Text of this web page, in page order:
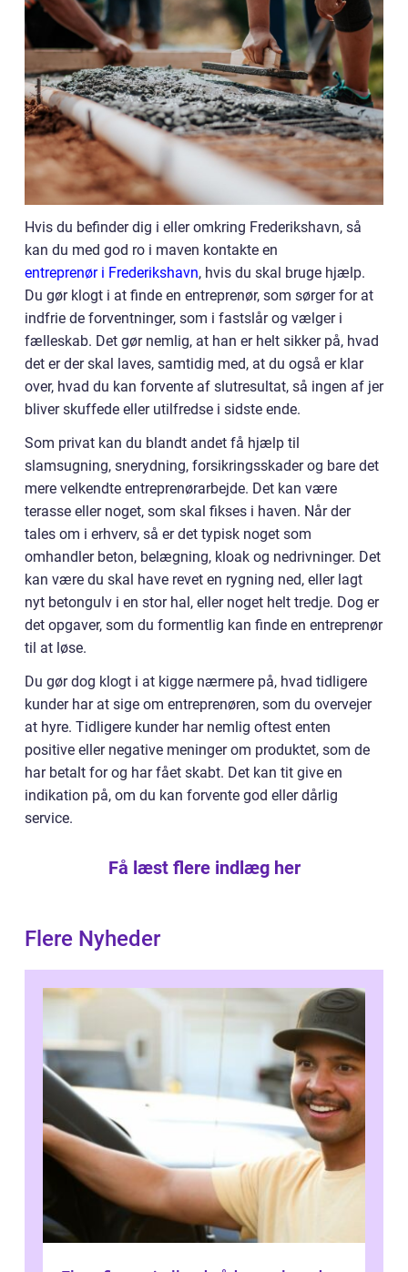
Hvis du befinder dig i eller omkring Frederikshavn, så
kan du med god ro i maven kontakte en
entreprenør i Frederikshavn, hvis du skal bruge hjælp.
Du gør klogt i at finde en entreprenør, som sørger for at
indfrie de forventninger, som i fastslår og vælger i
fælleskab. Det gør nemlig, at han er helt sikker på, hvad
det er der skal laves, samtidig med, at du også er klar
over, hvad du kan forvente af slutresultat, så ingen af jer
bliver skuffede eller utilfredse i sidste ende.
Som privat kan du blandt andet få hjælp til
slamsugning, snerydning, forsikringsskader og bare det
mere velkendte entreprenørarbejde. Det kan være
terasse eller noget, som skal fikses i haven. Når der
tales om i erhverv, så er det typisk noget som
omhandler beton, belægning, kloak og nedrivninger. Det
kan være du skal have revet en rygning ned, eller lagt
nyt betongulv i en stor hal, eller noget helt tredje. Dog er
det opgaver, som du formentlig kan finde en entreprenør
til at løse.
Du gør dog klogt i at kigge nærmere på, hvad tidligere
kunder har at sige om entreprenøren, som du overvejer
at hyre. Tidligere kunder har nemlig oftest enten
positive eller negative meninger om produktet, som de
har betalt for og har fået skabt. Det kan tit give en
indikation på, om du kan forvente god eller dårlig
service.
Få læst flere indlæg her
Flere Nyheder